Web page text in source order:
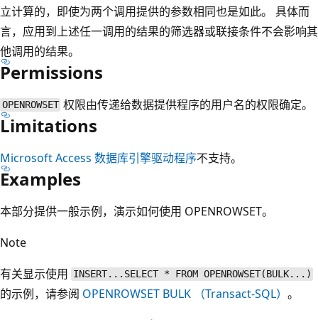
立计算的，即使为两个调用提供的参数相同也是如此。 具体而
言，应用到上述任一调用的结果的筛选器或联接条件不会影响其
他调用的结果。
Permissions
OPENROWSET 权限由传递给数据提供程序的用户名的权限确定。
Limitations
Microsoft Access 数据库引擎驱动程序不支持。
Examples
本部分提供一般示例，演示如何使用 OPENROWSET。
Note
有关显示使用 INSERT...SELECT * FROM OPENROWSET(BULK...)
的示例，请参阅 OPENROWSET BULK （Transact-SQL） 。